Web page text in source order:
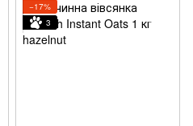
−17%
3